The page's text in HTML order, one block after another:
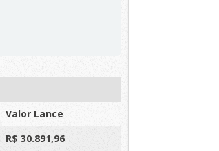
Valor Lance
R$ 30.891,96